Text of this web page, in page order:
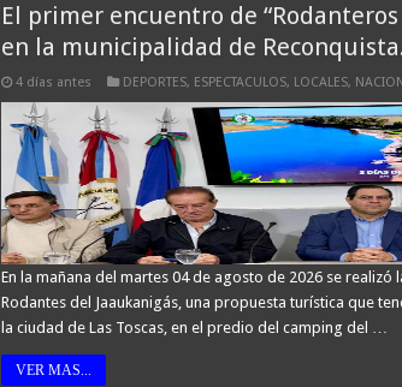
El primer encuentro de
en la municipalidad de Reconquista.
4 días antes DEPORTES, ESPECTACULOS, LOCALES,
En la mañana del martes 04 de agosto de 2026 se realizó
Rodantes del Jaaukanigás, una propuesta turística que
la ciudad de Las Toscas, en el predio del camping del …
VER MAS...